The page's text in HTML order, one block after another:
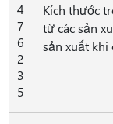
4
7
6
2
3
5
Kích thước
từ các sản
sản xuất khi